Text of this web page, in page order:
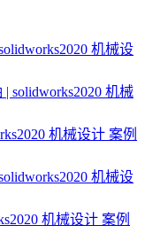
机械设
solidworks2020 机械
机械设计 案例
机械设
机械设计 案例